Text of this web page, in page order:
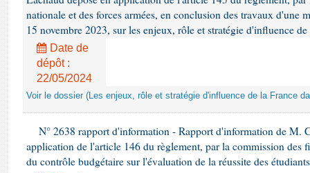
nationale et des forces armées, en conclusion des travaux d'une
15 novembre 2023, sur les enjeux, rôle et stratégie d'influence
Date de
dépôt :
22/05/2024
Voir le dossier (Les enjeux, rôle et stratégie d'influence de la France
N° 2638 rapport d'information - Rapport d'information de M.
application de l'article 146 du règlement, par la commission des
du contrôle budgétaire sur l'évaluation de la réussite des